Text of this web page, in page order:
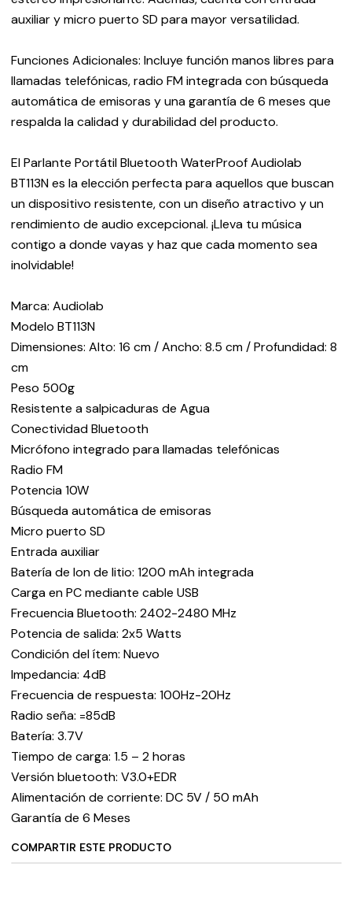
auxiliar y micro puerto SD para mayor versatilidad.
Funciones Adicionales: Incluye función manos libres para
llamadas telefónicas, radio FM integrada con búsqueda
automática de emisoras y una garantía de 6 meses que
respalda la calidad y durabilidad del producto.
El Parlante Portátil Bluetooth WaterProof Audiolab
BT113N es la elección perfecta para aquellos que buscan
un dispositivo resistente, con un diseño atractivo y un
rendimiento de audio excepcional. ¡Lleva tu música
contigo a donde vayas y haz que cada momento sea
inolvidable!
Marca: Audiolab
Modelo BT113N
Dimensiones: Alto: 16 cm / Ancho: 8.5 cm / Profundidad: 8
cm
Peso 500g
Resistente a salpicaduras de Agua
Conectividad Bluetooth
Micrófono integrado para llamadas telefónicas
Radio FM
Potencia 10W
Búsqueda automática de emisoras
Micro puerto SD
Entrada auxiliar
Batería de Ion de litio: 1200 mAh integrada
Carga en PC mediante cable USB
Frecuencia Bluetooth: 2402-2480 MHz
Potencia de salida: 2x5 Watts
Condición del ítem: Nuevo
Impedancia: 4dB
Frecuencia de respuesta: 100Hz-20Hz
Radio seña: =85dB
Batería: 3.7V
Tiempo de carga: 1.5 – 2 horas
Versión bluetooth: V3.0+EDR
Alimentación de corriente: DC 5V / 50 mAh
Garantía de 6 Meses
COMPARTIR ESTE PRODUCTO